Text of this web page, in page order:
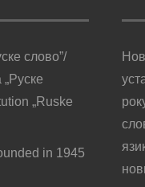
слово”/
„Ruske
in 1945